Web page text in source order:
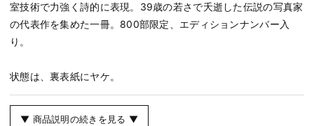
室技術で力強く詩的に表現。39歳の若さで夭逝した伝説の写真家
の代表作を集めた一冊。800部限定、エディションナンバー入
り。
状態は、裏表紙にヤケ。
▼ 商品説明の続きを見る ▼